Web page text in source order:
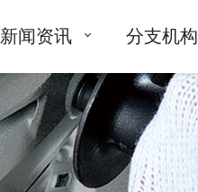
新闻资讯 分支机构